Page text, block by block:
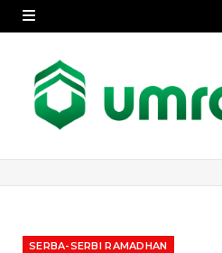
SERBA-SERBI RAMADHAN